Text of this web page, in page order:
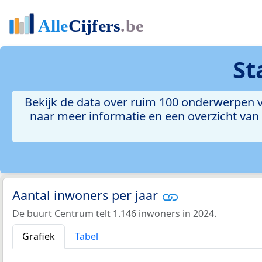
Bekijk de data over ruim 100
naar meer informatie en een overzicht
Aantal inwoners per jaar
De buurt Centrum telt 1.146 inwoners in 2024.
Grafiek
Tabel